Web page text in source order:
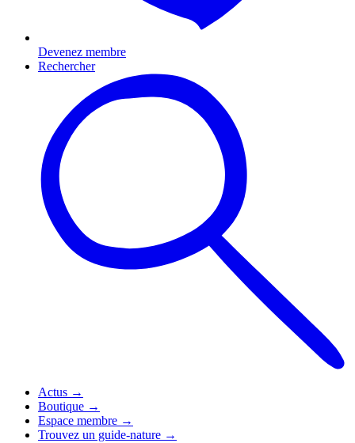
Devenez membre
Rechercher
Actus →
Boutique →
Espace membre →
Trouvez un guide-nature →